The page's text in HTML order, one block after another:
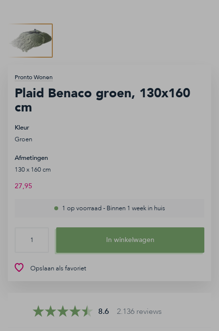
Sale
8.6
naar
begin
de
afbeeldingen-
Pronto Wonen
Plaid Benaco groen, 130x160
cm
Kleur
Groen
Afmetingen
130 x 160 cm
27,95
1 op voorraad - Binnen 1 week in huis
In winkelwagen
Opslaan als favoriet
8.6 2.136 reviews